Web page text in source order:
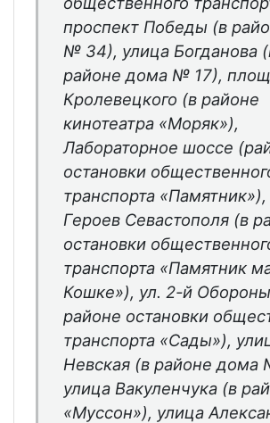
проспект Победы (в
№ 34), улица Богданова
районе дома № 17),
Кролевецкого (в районе
кинотеатра «Моряк»),
Лабораторное шоссе
остановки
транспорта
Героев Севастополя (в
остановки
транспорта «Памятник
Кошке»), ул. 2-й
районе остановки
транспорта «Сады»),
Невская (в районе дома
улица Вакуленчука (в
«Муссон»), улица